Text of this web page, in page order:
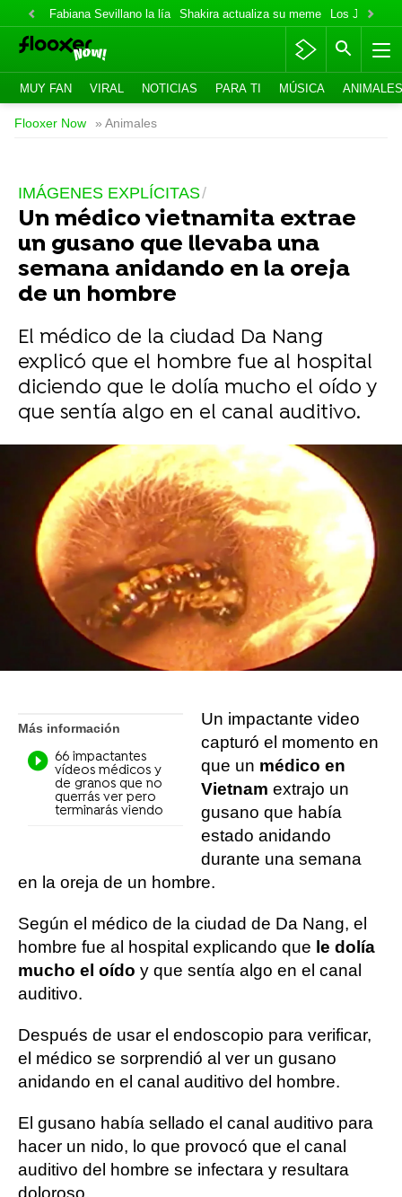
Fabiana Sevillano la lía Shakira actualiza su meme Los Jonas
MUY FAN VIRAL NOTICIAS PARA TI MÚSICA ANIMALES
Flooxer Now » Animales
IMÁGENES EXPLÍCITAS
Un médico vietnamita extrae
un gusano que llevaba una
semana anidando en la oreja
de un hombre
El médico de la ciudad Da Nang
explicó que el hombre fue al hospital
diciendo que le dolía mucho el oído y
que sentía algo en el canal auditivo.
Liopardo
Madrid
Publicado:12 de noviembre de 2021, 16:53
WhatsappFacebook
X Flipboard
Más información
66 impactantes
vídeos médicos y
de granos que no
querrás ver pero
terminarás viendo
Un impactante video
capturó el momento en
que un médico en
Vietnam extrajo un
gusano que había
estado anidando
durante una semana
en la oreja de un hombre.
Según el médico de la ciudad de Da Nang, el
hombre fue al hospital explicando que le dolía
mucho el oído y que sentía algo en el canal
auditivo.
Después de usar el endoscopio para verificar,
el médico se sorprendió al ver un gusano
anidando en el canal auditivo del hombre.
El gusano había sellado el canal auditivo para
hacer un nido, lo que provocó que el canal
auditivo del hombre se infectara y resultara
doloroso.